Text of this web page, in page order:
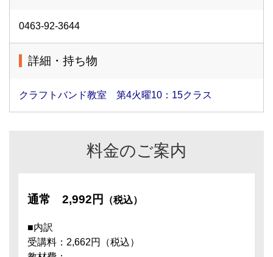
0463-92-3644
詳細・持ち物
クラフトバンド教室 第4火曜10：15クラス
料金のご案内
通常 2,992円 （税込）
■内訳
受講料：2,662円（税込）